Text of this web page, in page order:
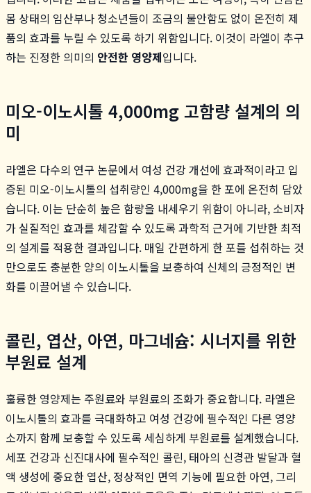
몸 상태의 임산부나 청소년들이 조금의 불안함도 없이 온전히 제
품의 효과를 누릴 수 있도록 하기 위함입니다. 이것이 라엘이 추구
하는 진정한 의미의 안전한 영양제입니다.
미오-이노시톨 4,000mg 고함량 설계의 의
미
라엘은 다수의 연구 논문에서 여성 건강 개선에 효과적이라고 입
증된 미오-이노시톨의 섭취량인 4,000mg을 한 포에 온전히 담았
습니다. 이는 단순히 높은 함량을 내세우기 위함이 아니라, 소비자
가 실질적인 효과를 체감할 수 있도록 과학적 근거에 기반한 최적
의 설계를 적용한 결과입니다. 매일 간편하게 한 포를 섭취하는 것
만으로도 충분한 양의 이노시톨을 보충하여 신체의 긍정적인 변
화를 이끌어낼 수 있습니다.
콜린, 엽산, 아연, 마그네슘: 시너지를 위한
부원료 설계
훌륭한 영양제는 주원료와 부원료의 조화가 중요합니다. 라엘은
이노시톨의 효과를 극대화하고 여성 건강에 필수적인 다른 영양
소까지 함께 보충할 수 있도록 세심하게 부원료를 설계했습니다.
세포 건강과 신진대사에 필수적인 콜린, 태아의 신경관 발달과 혈
액 생성에 중요한 엽산, 정상적인 면역 기능에 필요한 아연, 그리